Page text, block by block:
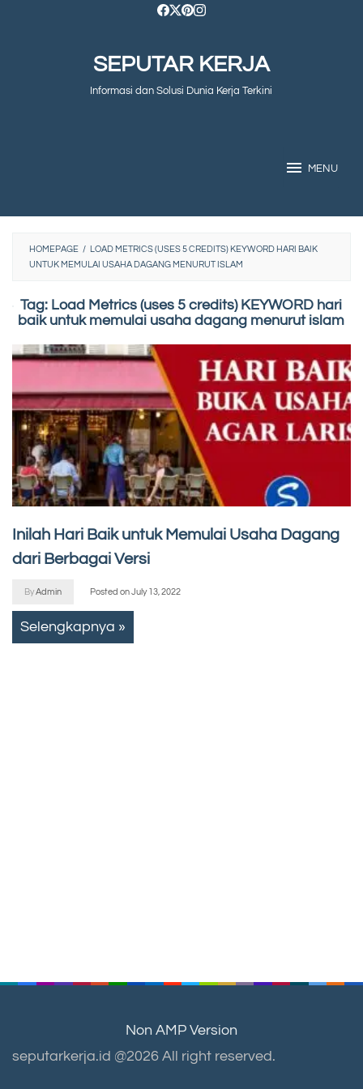
SEPUTAR KERJA
Informasi dan Solusi Dunia Kerja Terkini
MENU
HOMEPAGE /
LOAD METRICS (USES 5 CREDITS) KEYWORD HARI BAIK
UNTUK MEMULAI USAHA DAGANG MENURUT ISLAM
Tag: Load Metrics (uses 5 credits) KEYWORD hari
baik untuk memulai usaha dagang menurut islam
Inilah Hari Baik untuk Memulai Usaha Dagang
dari Berbagai Versi
ByAdmin Posted onJuly 13, 2022
Selengkapnya »
Non AMP Version
seputarkerja.id @2026 All right reserved.